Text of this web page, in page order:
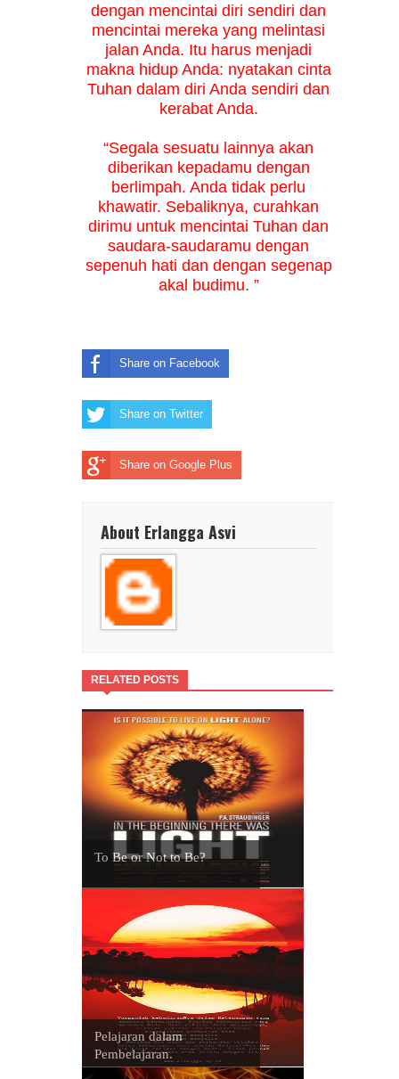
dengan mencintai diri sendiri dan
mencintai mereka yang melintasi
jalan Anda. Itu harus menjadi
makna hidup Anda: nyatakan cinta
Tuhan dalam diri Anda sendiri dan
kerabat Anda.
“Segala sesuatu lainnya akan
diberikan kepadamu dengan
berlimpah. Anda tidak perlu
khawatir. Sebaliknya, curahkan
dirimu untuk mencintai Tuhan dan
saudara-saudaramu dengan
sepenuh hati dan dengan segenap
akal budimu. ”
Share on Facebook
Share on Twitter
Share on Google Plus
About Erlangga Asvi
RELATED POSTS
To Be or Not to Be?
Pelajaran dalam
Pembelajaran.